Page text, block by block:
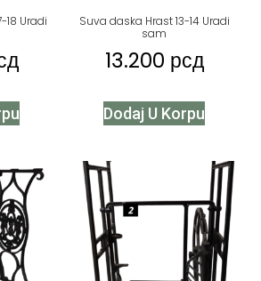
18 Uradi
Suva daska Hrast 13-14 Uradi
sam
13.200 рсд
Dodaj U Korpu